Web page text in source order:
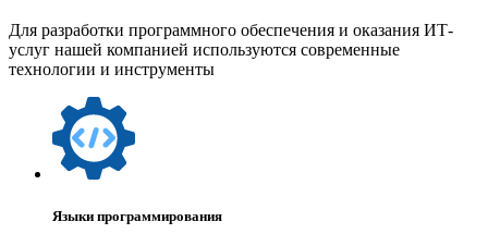
Для разработки программного обеспечения и оказания ИТ-
услуг нашей компанией используются современные
технологии и инструменты
Языки программирования